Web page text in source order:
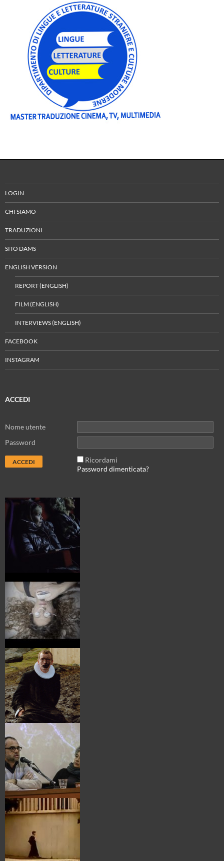
LOGIN
CHI SIAMO
TRADUZIONI
SITO DAMS
ENGLISH VERSION
REPORT (ENGLISH)
FILM (ENGLISH)
INTERVIEWS (ENGLISH)
FACEBOOK
INSTAGRAM
ACCEDI
Nome utente
Password
Ricordami
Password dimenticata?